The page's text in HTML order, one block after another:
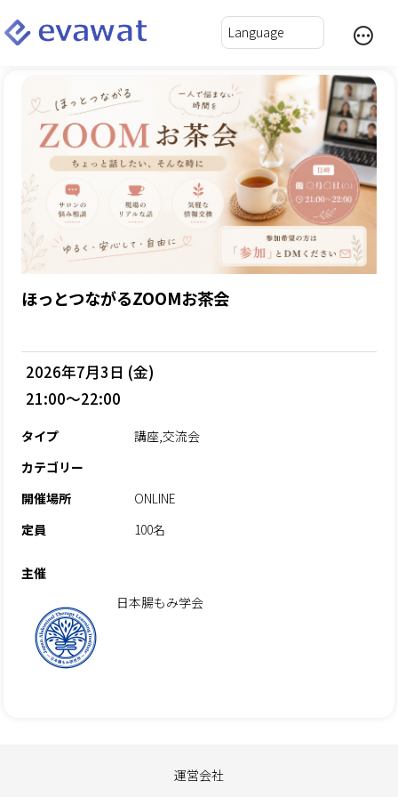
ほっとつながるZOOMお茶会
2026年7月3日 (金)
21:00～22:00
タイプ
講座,交流会
カテゴリー
開催場所
ONLINE
定員
100名
主催
日本腸もみ学会
運営会社